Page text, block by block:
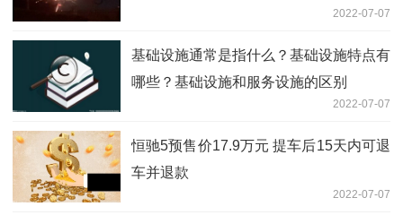
2022-07-07
基础设施通常是指什么？基础设施特点有
哪些？基础设施和服务设施的区别
2022-07-07
恒驰5预售价17.9万元 提车后15天内可退
车并退款
2022-07-07